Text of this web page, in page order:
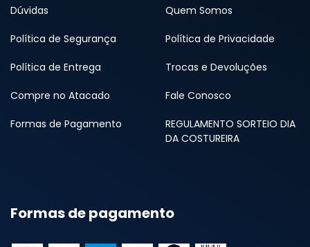
Dúvidas Quem Somos
Política de Segurança Política de Privacidade
Política de Entrega Trocas e Devoluções
Compre no Atacado Fale Conosco
Formas de Pagamento
REGULAMENTO SORTEIO DIA
DA COSTUREIRA
Formas de pagamento